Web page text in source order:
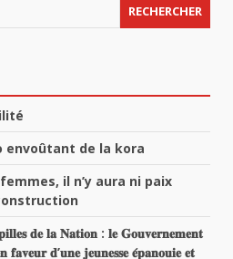
RECHERCHER
envoûtant de la kora
il n’y aura ni paix
𝐝𝐞 𝐥𝐚 𝐍𝐚𝐭𝐢𝐨𝐧 : 𝐥𝐞 𝐆𝐨𝐮𝐯𝐞𝐫𝐧𝐞𝐦𝐞𝐧𝐭
𝐝’𝐮𝐧𝐞 𝐣𝐞𝐮𝐧𝐞𝐬𝐬𝐞 𝐞́𝐩𝐚𝐧𝐨𝐮𝐢𝐞 𝐞𝐭